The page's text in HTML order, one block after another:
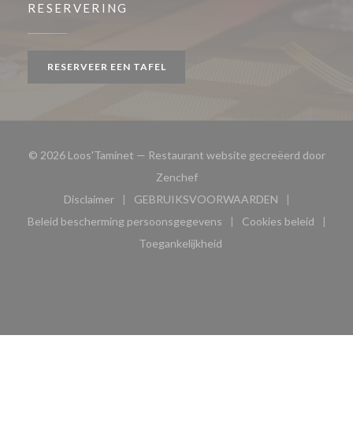
RESERVERING
RESERVEER EEN TAFEL
© 2026 Loos'Taminet — Restaurant website gecreëerd door
Zenchef((opent in een nieuw venster))
Disclaimer
((opent in een nieuw venster))
GEBRUIKSVOORWAARDEN
((opent in een nieuw
Beleid bescherming persoonsgegevens
((opent in een nieuw venster))
Cookies beleid
((opent in
Toegankelijkheid
((opent in een nieuw venster))